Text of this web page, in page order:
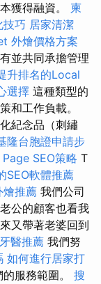
獲得融資。 柬
技巧 居家清潔
外燴價格方案
並共同承擔管理
升排名的Local
選擇 這種類型的
和工作負載。
紀念品（刺繡
隆台胞證申請步
SEO策略 T
SEO軟體推薦
燴推薦 我們公司
公的顧客也看我
又帶著老婆回到
醫推薦 我們努
如何進行居家打
服務範圍。 搜